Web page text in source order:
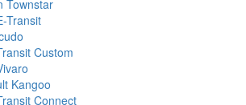
Townstar
Transit
Custom
Kangoo
Connect